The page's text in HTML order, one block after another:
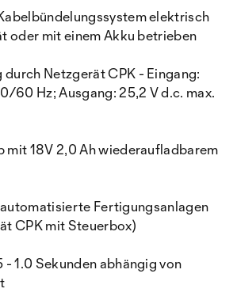
elektrisch
oder mit einem Akku betrieben
Netzgerät CPK - Eingang:
60 Hz; Ausgang: 25,2 V d.c. max.
mit 18V 2,0 Ah wiederaufladbarem
Fertigungsanlagen
CPK mit Steuerbox)
1.0 Sekunden abhängig von